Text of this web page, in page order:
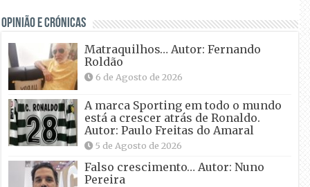
OPINIÃO E CRÓNICAS
Matraquilhos… Autor: Fernando
Roldão
6 de Agosto de 2026
A marca Sporting em todo o mundo
está a crescer atrás de Ronaldo.
Autor: Paulo Freitas do Amaral
5 de Agosto de 2026
Falso crescimento… Autor: Nuno
Pereira